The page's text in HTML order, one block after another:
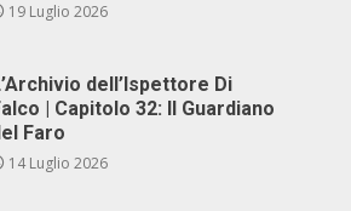
19 Luglio 2026
dell’Ispettore Di
| Capitolo 32: Il Guardiano
Faro
14 Luglio 2026